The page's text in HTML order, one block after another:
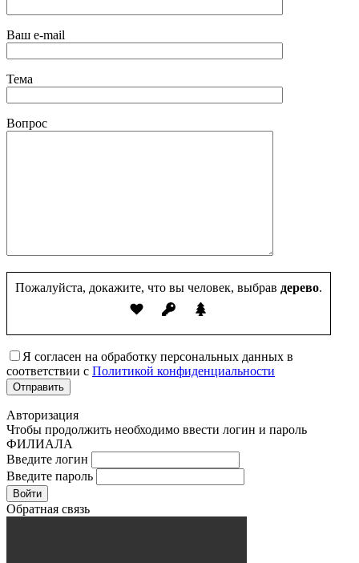
Ваш e-mail
Тема
Вопрос
Пожалуйста, докажите, что вы человек, выбрав дерево.
Я согласен на обработку персональных данных в
соответствии с Политикой конфиденциальности
Авторизация
Чтобы продолжить необходимо ввести логин и пароль
ФИЛИАЛА
Введите логин
Введите пароль
Войти
Обратная связь